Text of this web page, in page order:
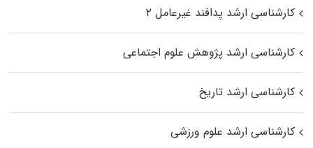
کارشناسی ارشد پدافند غیرعامل ۲
کارشناسی ارشد پژوهش علوم اجتماعی
کارشناسی ارشد تاریخ
کارشناسی ارشد علوم ورزشی